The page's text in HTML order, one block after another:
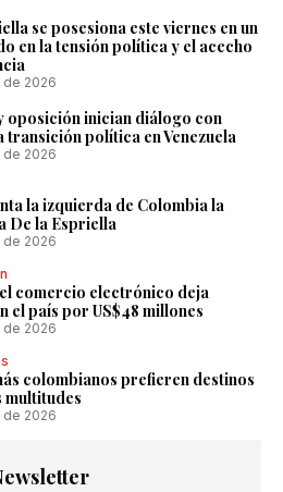
se posesiona este viernes en un
en la tensión política y el acecho
2026
oposición inician diálogo con
transición política en Venezuela
2026
la izquierda de Colombia la
De la Espriella
2026
comercio electrónico deja
el país por US$48 millones
2026
colombianos prefieren destinos
multitudes
2026